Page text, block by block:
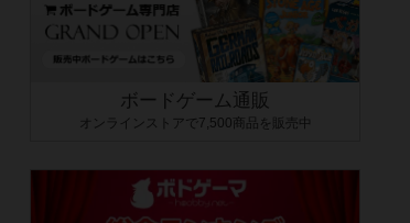
ァンタジー・クッキング・海賊同士の対決など、ゲームコンセプトを絞
慣れている方向けの絞込機能です。例えば「ダイスロール」はランダ
ボードゲーム通販
オンラインストアで7,500商品を販売中